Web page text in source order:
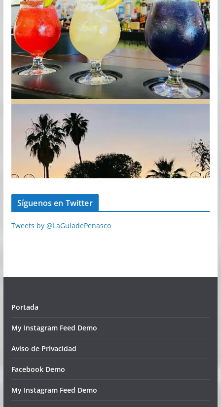
Síguenos en Twitter
Tweets by @LaGuiadePenasco
Portada
My Instagram Feed Demo
Aviso de Privacidad
Facebook Demo
My Instagram Feed Demo